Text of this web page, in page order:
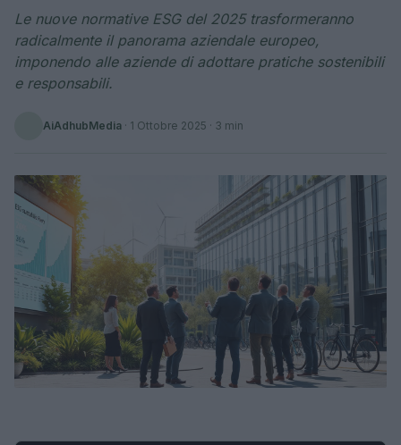
Le nuove normative ESG del 2025 trasformeranno
radicalmente il panorama aziendale europeo,
imponendo alle aziende di adottare pratiche sostenibili
e responsabili.
AiAdhubMedia · 1 Ottobre 2025 · 3 min